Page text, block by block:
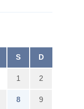
S D
1 2
8 9